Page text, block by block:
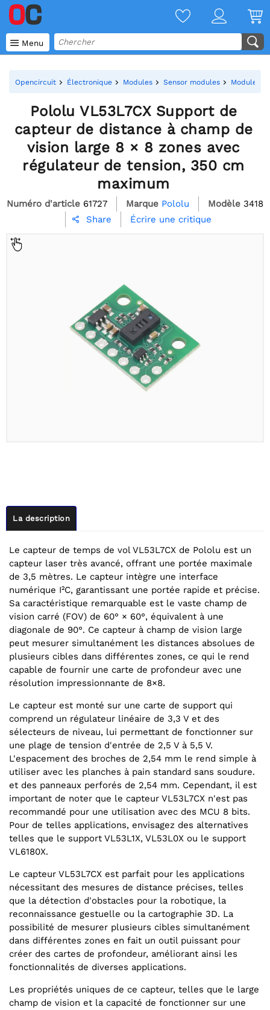
 Menu
Opencircuit Électronique Modules Sensor modules Modules
Pololu VL53L7CX Support de
capteur de distance à champ de
vision large 8 × 8 zones avec
régulateur de tension, 350 cm
maximum
Numéro d'article 61727 Marque Pololu Modèle 3418
 Share Écrire une critique
La description
Le capteur de temps de vol VL53L7CX de Pololu est un
capteur laser très avancé, offrant une portée maximale
de 3,5 mètres. Le capteur intègre une interface
numérique I²C, garantissant une portée rapide et précise.
Sa caractéristique remarquable est le vaste champ de
vision carré (FOV) de 60° × 60°, équivalent à une
diagonale de 90°. Ce capteur à champ de vision large
peut mesurer simultanément les distances absolues de
plusieurs cibles dans différentes zones, ce qui le rend
capable de fournir une carte de profondeur avec une
résolution impressionnante de 8×8.
Le capteur est monté sur une carte de support qui
comprend un régulateur linéaire de 3,3 V et des
sélecteurs de niveau, lui permettant de fonctionner sur
une plage de tension d'entrée de 2,5 V à 5,5 V.
L'espacement des broches de 2,54 mm le rend simple à
utiliser avec les planches à pain standard sans soudure.
et des panneaux perforés de 2,54 mm. Cependant, il est
important de noter que le capteur VL53L7CX n'est pas
recommandé pour une utilisation avec des MCU 8 bits.
Pour de telles applications, envisagez des alternatives
telles que le support VL53L1X, VL53L0X ou le support
VL6180X.
Le capteur VL53L7CX est parfait pour les applications
nécessitant des mesures de distance précises, telles
que la détection d'obstacles pour la robotique, la
reconnaissance gestuelle ou la cartographie 3D. La
possibilité de mesurer plusieurs cibles simultanément
dans différentes zones en fait un outil puissant pour
créer des cartes de profondeur, améliorant ainsi les
fonctionnalités de diverses applications.
Les propriétés uniques de ce capteur, telles que le large
champ de vision et la capacité de fonctionner sur une